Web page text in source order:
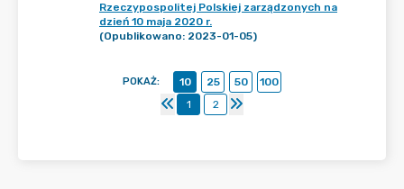
Rzeczypospolitej Polskiej zarządzonych na
dzień 10 maja 2020 r.
(Opublikowano: 2023-01-05)
POKAŻ: 10 25 50
100
1
2